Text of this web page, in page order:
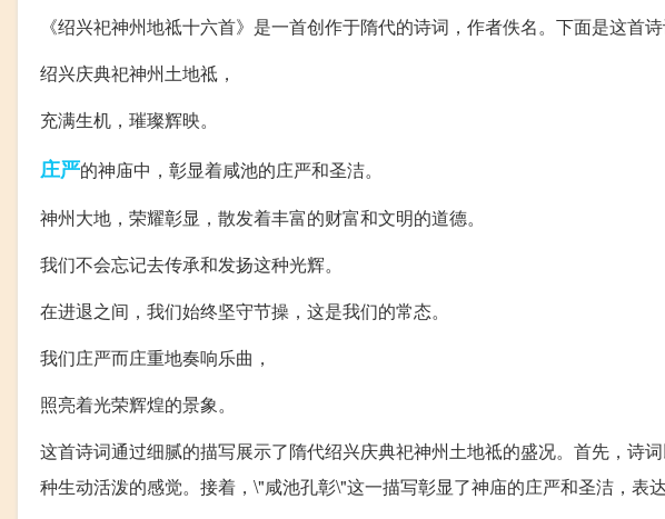
《绍兴祀神州地祗十六首》是一首创作于隋代的诗词，作者佚名。下面是这首
绍兴庆典祀神州土地祗，
充满生机，璀璨辉映。
庄严的神庙中，彰显着咸池的庄严和圣洁。
神州大地，荣耀彰显，散发着丰富的财富和文明的道德。
我们不会忘记去传承和发扬这种光辉。
在进退之间，我们始终坚守节操，这是我们的常态。
我们庄严而庄重地奏响乐曲，
照亮着光荣辉煌的景象。
这首诗词通过细腻的描写展示了隋代绍兴庆典祀神州土地祗的盛况。首先，诗
种生动活泼的感觉。接着，\"咸池孔彰\"这一描写彰显了神庙的庄严和圣洁，表